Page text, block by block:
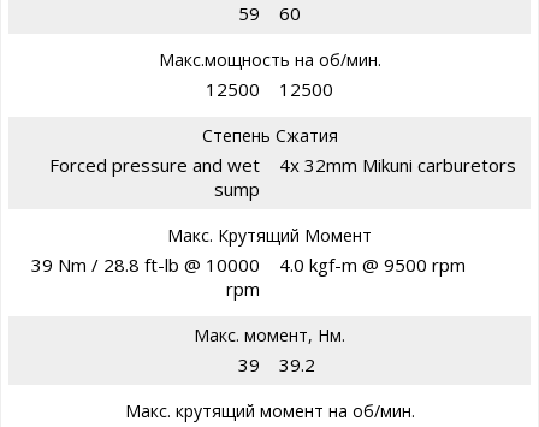
59 60
Макс.мощность на об/мин.
12500 12500
Степень Сжатия
Forced pressure and wet
sump
4x 32mm Mikuni carburetors
Макс. Крутящий Момент
39 Nm / 28.8 ft-lb @ 10000
rpm
4.0 kgf-m @ 9500 rpm
Макс. момент, Нм.
39 39.2
Макс. крутящий момент на об/мин.